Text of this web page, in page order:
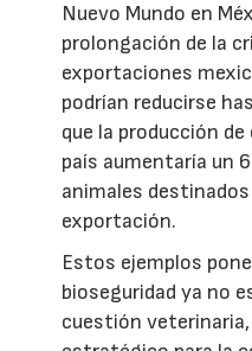
Nuevo Mundo en
prolongación de la
exportaciones
podrían reducirse
que la producción
país aumentaría un
animales
exportación.
Estos ejemplos
bioseguridad ya no
cuestión